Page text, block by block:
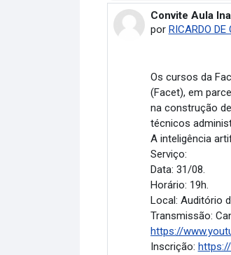
Convite Aula
por RICARDO
Número de
Os cursos da
(Facet), em
na construção
técnicos
A inteligência
Serviço:
Data: 31/08.
Horário: 19h.
Local: Auditório
Transmissão:
https://
Inscrição: